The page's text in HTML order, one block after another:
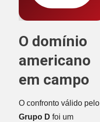
O domínio
americano
em campo
O confronto válido pelo
Grupo D foi um